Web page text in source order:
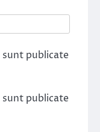
publicate
publicate